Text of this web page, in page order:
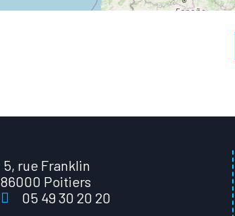
5, rue Franklin
86000 Poitiers
05 49 30 20 20